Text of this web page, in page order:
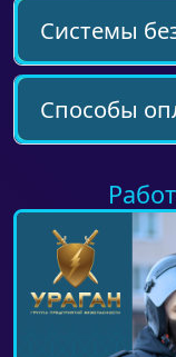
Системы
Способы